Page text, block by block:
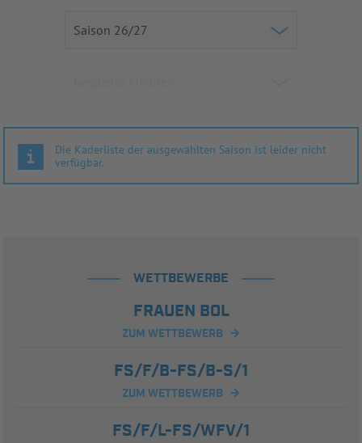
Die Kaderliste der ausgewählten Saison ist leider nicht
verfügbar.
WETTBEWERBE
FRAUEN BOL
ZUM WETTBEWERB
FS/F/B-FS/B-S/1
ZUM WETTBEWERB
FS/F/L-FS/WFV/1